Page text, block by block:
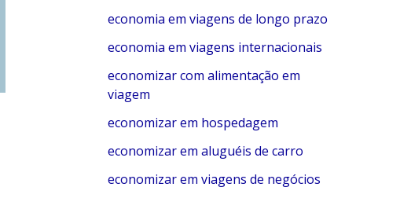
economia em viagens de longo prazo
economia em viagens internacionais
economizar com alimentação em
viagem
economizar em hospedagem
economizar em aluguéis de carro
economizar em viagens de negócios